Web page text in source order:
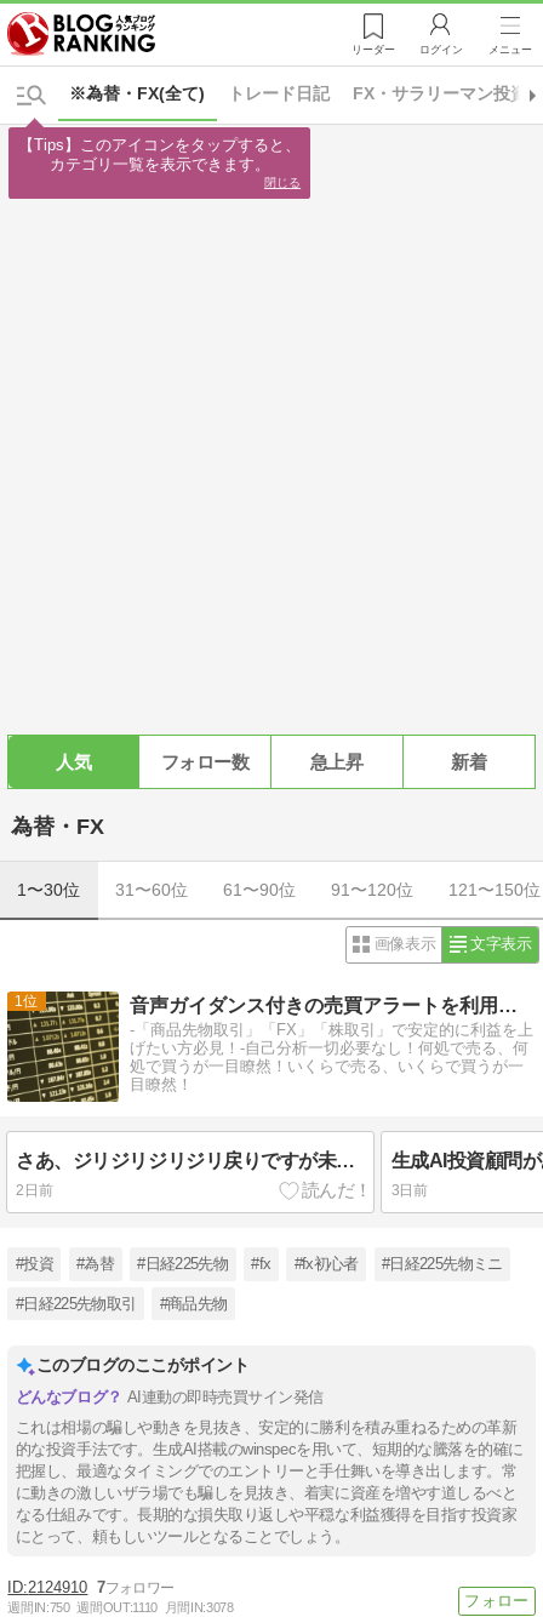
リーダー ログイン メニュー
※為替・FX(全て) トレード日記 FX・サラリーマン投資
人気 フォロー数 急上昇 新着
為替・FX
1〜30位 31〜60位 61〜90位 91〜120位 121〜150位
画像表示 文字表示
1 音声ガイダンス付きの売買アラートを利用して楽々トレード！
-「商品先物取引」「FX」「株取引」で安定的に利益を上
げたい方必見！-自己分析一切必要なし！何処で売る、何
処で買うが一目瞭然！いくらで売る、いくらで買うが一
目瞭然！
さあ、ジリジリジリジリ戻りですが未だ円高の流れは変わらなさそうです！生成AIでガンガン稼ごう！
2日前 3日前
#投資 #為替 #日経225先物 #fx #fx初心者 #日経225先物ミニ
#日経225先物取引 #商品先物
このブログのここがポイント
AI連動の即時売買サイン発信
これは相場の騙しや動きを見抜き、安定的に勝利を積み重ねるための革新
的な投資手法です。生成AI搭載のwinspecを用いて、短期的な騰落を的確に
把握し、最適なタイミングでのエントリーと手仕舞いを導き出します。常
に動きの激しいザラ場でも騙しを見抜き、着実に資産を増やす道しるべと
なる仕組みです。長期的な損失取り返しや平穏な利益獲得を目指す投資家
にとって、頼もしいツールとなることでしょう。
2124910 7
週間IN:750 週間OUT:1110 月間IN:3078
【Tips】このアイコンをタップすると、
カテゴリ一覧を表示できます。
閉じる